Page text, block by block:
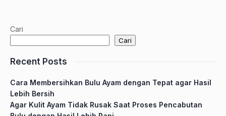
Cari
Cari
Recent Posts
Cara Membersihkan Bulu Ayam dengan Tepat agar Hasil
Lebih Bersih
Agar Kulit Ayam Tidak Rusak Saat Proses Pencabutan